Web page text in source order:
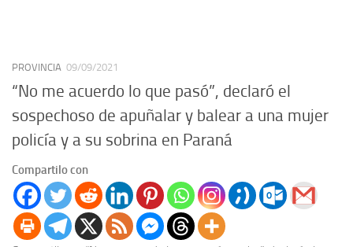
PROVINCIA 09/09/2021
“No me acuerdo lo que pasó”, declaró el
sospechoso de apuñalar y balear a una mujer
policía y a su sobrina en Paraná
Compartilo con